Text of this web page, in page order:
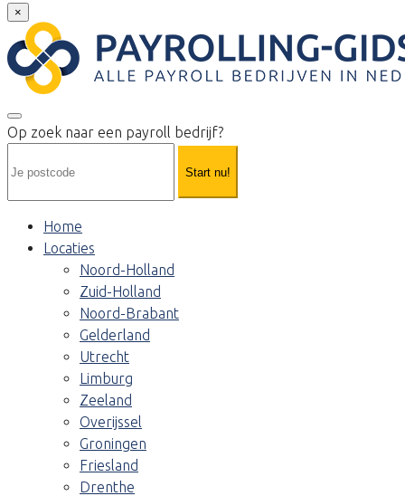
×
Op zoek naar een payroll bedrijf?
Start nu!
Home
Locaties
Noord-Holland
Zuid-Holland
Noord-Brabant
Gelderland
Utrecht
Limburg
Zeeland
Overijssel
Groningen
Friesland
Drenthe